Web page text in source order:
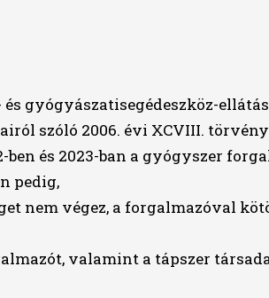
és gyógyászatisegédeszköz-
szóló 2006. évi XCVIII.
ben és 2023-ban a gyógyszer
pedig,
nem végez, a forgalmazóval
valamint a tápszer